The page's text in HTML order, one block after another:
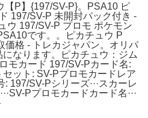
【P】{197/SV-P}。PSA10 ピ
197/SV-P 未開封パック付き -
ウ 197/SV-P プロモ ポケモン
です。。ピカチュウ P
価格 - トレカジャパン。オリパ
なります。ピカチュウ：ジム
モカード 197/SV-Pカード名:
ット: SV-Pプロモカードレア
197/SV-Pシリーズ···スカーレ
Pプロモカードカード名···